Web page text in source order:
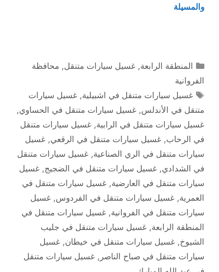
والمسيلة
التصنيفات
المنطقة الرابعة,غسيل سيارات متنقل, محافظة
الفروانية
الوسوم
غسيل سيارات متنقل في اشبيلية,غسيل سيارات
متنقل في الأندلس, غسيل سيارات متنقل في الحساوي,
غسيل سيارات متنقل في الرابية, غسيل سيارات متنقل
في الرحاب, غسيل سيارات متنقل في الرقعي, غسيل
سيارات متنقل في الري الصناعية, غسيل سيارات متنقل
في الشدادي, غسيل سيارات متنقل في الضجيج, غسيل
سيارات متنقل في العارضية, غسيل سيارات متنقل في
العمرية, غسيل سيارات متنقل في الفردوس, غسيل
سيارات متنقل في الفروانية, غسيل سيارات متنقل في
المنطقة الرابعة, غسيل سيارات متنقل في جليب
الشيوخ, غسيل سيارات متنقل في خيطان, غسيل
سيارات متنقل في صباح الناصر , غسيل سيارات متنقل